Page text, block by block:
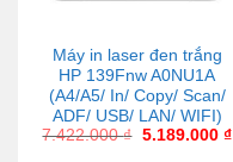
Máy in laser đen trắng
HP 139Fnw A0NU1A
(A4/A5/ In/ Copy/ Scan/
ADF/ USB/ LAN/ WIFI)
7.422.000₫ 5.189.000 ₫